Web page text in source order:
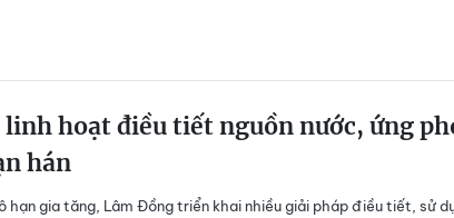
hoạt điều tiết nguồn nước, ứng
hán
hạn gia tăng, Lâm Đồng triển khai nhiều giải pháp điều tiết, sử